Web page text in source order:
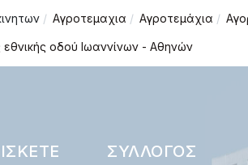
Αγροτεμαχια Αγροτεμάχια
εθνικής οδού Ιωαννίνων - Αθηνών
ΣΎΛΛΟΓΟΣ